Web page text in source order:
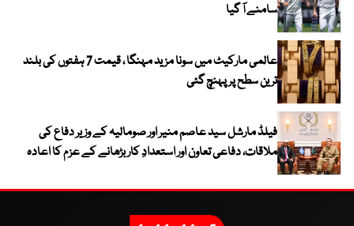
سامنے آ گیا
عالمی مارکیٹ میں سونا مزید مہنگا ، قیمت 7 ہفتوں کی بلند
ترین سطح پر پہنچ گئی
فیلڈ مارشل سید عاصم منیر اور صومالیہ کے وزیر دفاع کی
ملاقات، دفاعی تعاون اور استعدادِ کار بڑھانے کے عزم کا اعادہ